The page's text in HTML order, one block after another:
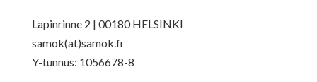
Lapinrinne 2 | 00180 HELSINKI
samok(at)samok.fi
Y-tunnus: 1056678-8